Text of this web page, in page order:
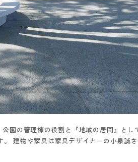
の管理棟の役割と『地域の居間』と
建物や家具は家具デザイナーの小泉誠さ